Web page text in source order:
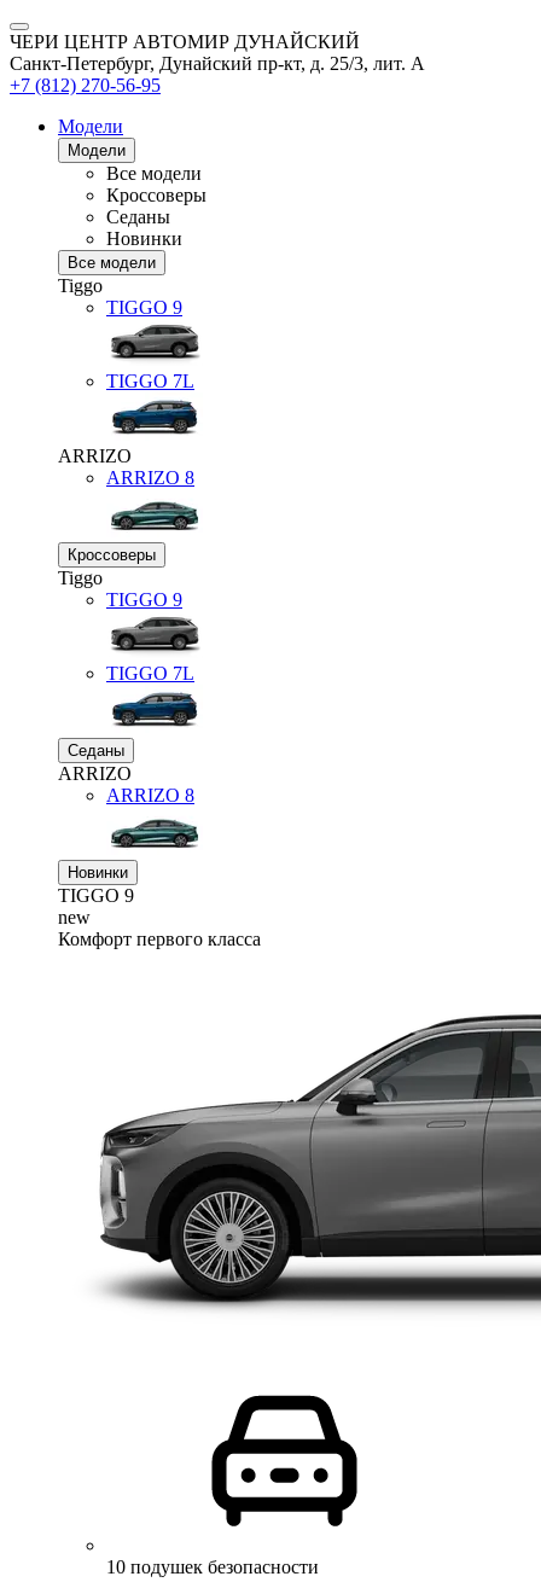
ЧЕРИ ЦЕНТР АВТОМИР ДУНАЙСКИЙ
Санкт-Петербург, Дунайский пр-кт, д. 25/3, лит. А
+7 (812) 270-56-95
Модели
Модели
Все модели
Кроссоверы
Седаны
Новинки
Все модели
Tiggo
TIGGO 9
TIGGO 7L
ARRIZO
ARRIZO 8
Кроссоверы
Tiggo
TIGGO 9
TIGGO 7L
Седаны
ARRIZO
ARRIZO 8
Новинки
TIGGO 9
new
Комфорт первого класса
10 подушек безопасности